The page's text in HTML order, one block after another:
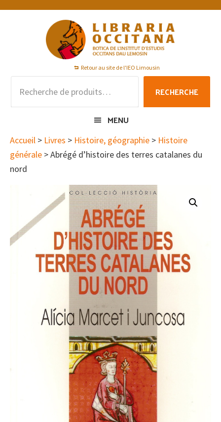
Passer
Passer
Passer
Retour au site de l'IEO Limousin
pour :
RECHERCHE
MENU
Accueil > Livres > Histoire, géographie > Histoire
générale > Abrégé d’histoire des terres catalanes du
nord